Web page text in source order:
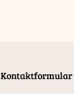
Kontaktformular